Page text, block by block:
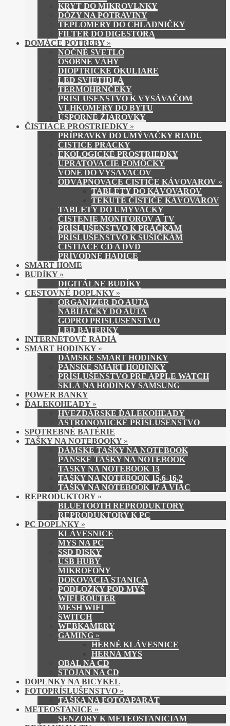
KRYT DO MIKROVLNKY
DÓZY NA POTRAVINY
TEPLOMERY DO CHLADNIČKY
FILTER DO DIGESTORA
DOMÁCE POTREBY »
NOČNÉ SVETLO
OSOBNÉ VÁHY
DIOPTRICKÉ OKULIARE
LED SVIETIDLÁ
TERMOHRNČEKY
PRÍSLUŠENSTVO K VYSÁVAČOM
VLHKOMERY DO BYTU
ÚSPORNÉ ŽIAROVKY
ČISTIACE PROSTRIEDKY »
PRÍPRAVKY DO UMÝVAČKY RIADU
ČISTIČE PRÁČKY
EKOLOGICKÉ PROSTRIEDKY
UPRATOVACIE POMÔCKY
VÔNE DO VYSÁVAČOV
ODVÁPŇOVAČE ČISTIČE KÁVOVAROV »
TABLETY DO KÁVOVAROV
TEKUTÉ ČISTIČE KÁVOVAROV
TABLETY DO UMÝVAČKY
ČISTENIE MONITOROV A TV
PRÍSLUŠENSTVO K PRÁČKAM
PRÍSLUŠENSTVO K SUŠIČKÁM
ČISTIACE CD A DVD
PRÍVODNÉ HADICE
SMART HOME
BUDÍKY »
DIGITÁLNE BUDÍKY
CESTOVNÉ DOPLNKY »
ORGANIZER DO AUTA
NABÍJAČKY DO AUTA
GOPRO PRÍSLUŠENSTVO
LED BATERKY
INTERNETOVÉ RÁDIÁ
SMART HODINKY »
DÁMSKE SMART HODINKY
PÁNSKE SMART HODINKY
PRÍSLUŠENSTVO PRE APPLE WATCH
SKLÁ NA HODINKY SAMSUNG
POWER BANKY
ĎALEKOHĽADY »
HVEZDÁRSKE ĎALEKOHĽADY
ASTRONOMICKÉ PRÍSLUŠENSTVO
SPOTREBNÉ BATÉRIE
TAŠKY NA NOTEBOOKY »
DÁMSKE TAŠKY NA NOTEBOOK
PÁNSKE TAŠKY NA NOTEBOOK
TAŠKY NA NOTEBOOK 13
TAŠKY NA NOTEBOOK 15,6-16,2
TAŠKY NA NOTEBOOK 17 A VIAC
REPRODUKTORY »
BLUETOOTH REPRODUKTORY
REPRODUKTORY K PC
PC DOPLNKY »
KLÁVESNICE
MYŠ NA PC
SSD DISKY
USB HUBY
MIKROFÓNY
DOKOVACIA STANICA
PODLOŽKY POD MYŠ
WIFI ROUTER
MESH WIFI
SWITCH
WEBKAMERY
GAMING »
HERNÉ KLÁVESNICE
HERNÁ MYŠ
OBAL NA CD
STOJAN NA CD
DOPLNKY NA BICYKEL
FOTOPRÍSLUŠENSTVO »
TAŠKA NA FOTOAPARÁT
METEOSTANICE »
SENZORY K METEOSTANICIAM